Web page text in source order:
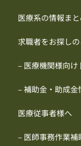
医療系の情報ま
求職者をお探し
– 医療機関様向
– 補助金・助成金
医療従事者様へ
– 医師事務作業